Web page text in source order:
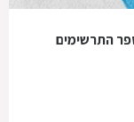
התרשימים